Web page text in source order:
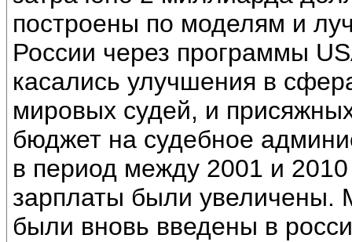
построены по моделям и
России через программы
касались улучшения в
мировых судей, и
бюджет на судебное
в период между 2001 и
зарплаты были увеличены.
были вновь введены в